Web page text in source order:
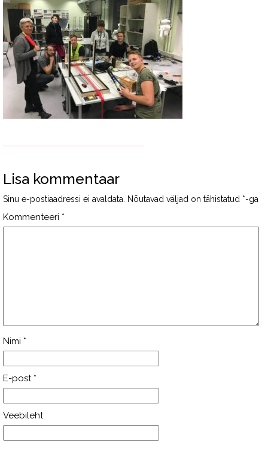
Lisa kommentaar
Sinu e-postiaadressi ei avaldata. Nõutavad väljad on tähistatud *-ga
Kommenteeri *
Nimi *
E-post *
Veebileht